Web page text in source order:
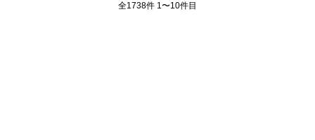
全1738件 1〜10件目